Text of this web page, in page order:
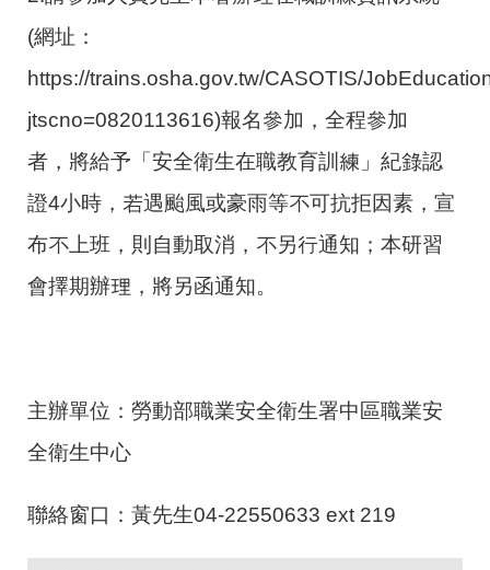
(網址：
https://trains.osha.gov.tw/CASOTIS/
jtscno=0820113616)報名參加，全程參加
者，將給予「安全衛生在職教育訓練」紀錄認
證4小時，若遇颱風或豪雨等不可抗拒因素，宣
布不上班，則自動取消，不另行通知；本研習
會擇期辦理，將另函通知。
主辦單位：勞動部職業安全衛生署中區職業安
全衛生中心
聯絡窗口：黃先生04-22550633 ext 219